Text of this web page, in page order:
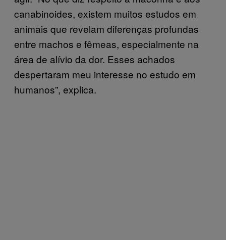
canabinoides, existem muitos estudos em
animais que revelam diferenças profundas
entre machos e fêmeas, especialmente na
área de alívio da dor. Esses achados
despertaram meu interesse no estudo em
humanos”, explica.